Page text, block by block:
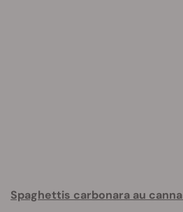
Spaghettis carbonara au